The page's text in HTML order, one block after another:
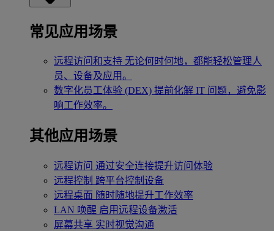
常见应用场景
远程访问和支持 无论何时何地，都能轻松管理人
员、设备及应用。
数字化员工体验 (DEX) 提前化解 IT 问题，避免影
响工作效率。
其他应用场景
远程访问 通过安全连接提升访问体验
远程控制 跨平台控制设备
远程桌面 随时随地提升工作效率
LAN 唤醒 启用远程设备激活
屏幕共享 实时视觉沟通